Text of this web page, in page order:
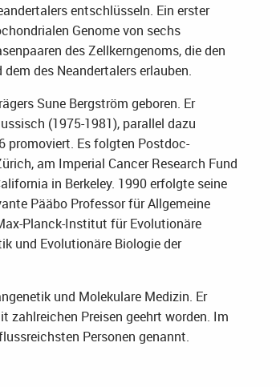
entschlüsseln. Ein erster
Genome von sechs
des Zellkerngenoms, die den
des Neandertalers erlauben.
Sune Bergström geboren. Er
(1975-1981), parallel dazu
promoviert. Es folgten Postdoc-
am Imperial Cancer Research Fund
in Berkeley. 1990 erfolgte seine
Pääbo Professor für Allgemeine
Planck-Institut für Evolutionäre
und Evolutionäre Biologie der
und Molekulare Medizin. Er
zahlreichen Preisen geehrt worden. Im
Personen genannt.